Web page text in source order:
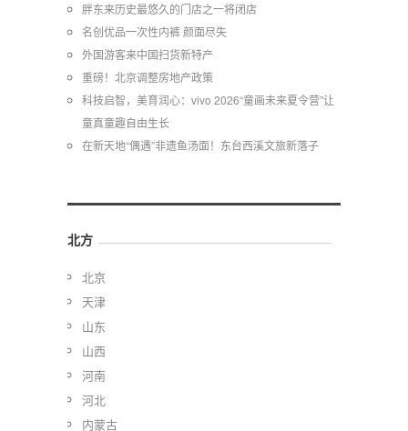
胖东来历史最悠久的门店之一将闭店
名创优品一次性内裤 颜面尽失
外国游客来中国扫货新特产
重磅！北京调整房地产政策
科技启智，美育润心：vivo 2026“童画未来夏令营”让
童真童趣自由生长
在新天地“偶遇”非遗鱼汤面！东台西溪文旅新落子
北方
北京
天津
山东
山西
河南
河北
内蒙古